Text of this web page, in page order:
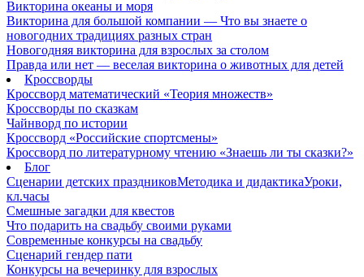
Викторина океаны и моря
Викторина для большой компании — Что вы знаете о
новогодних традициях разных стран
Новогодняя викторина для взрослых за столом
Правда или нет — веселая викторина о животных для детей
Кроссворды
Кроссворд математический «Теория множеств»
Кроссворды по сказкам
Чайнворд по истории
Кроссворд «Российские спортсмены»
Кроссворд по литературному чтению «Знаешь ли ты сказки?»
Блог
Сценарии детских праздниковМетодика и дидактикаУроки,
кл.часы
Смешные загадки для квестов
Что подарить на свадьбу своими руками
Современные конкурсы на свадьбу
Сценарий гендер пати
Конкурсы на вечеринку для взрослых